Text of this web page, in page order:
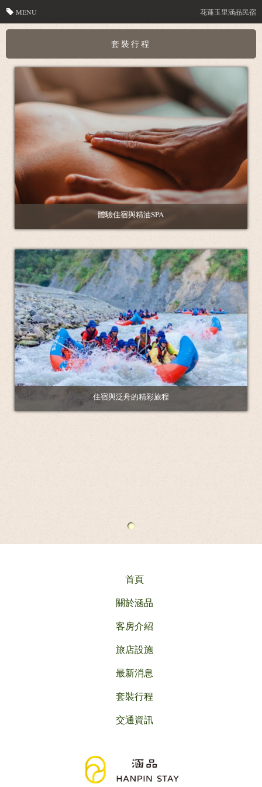
套裝行程
體驗住宿與精油SPA
住宿與泛舟的精彩旅程
首頁
關於涵品
客房介紹
旅店設施
最新消息
套裝行程
交通資訊
MENU 花蓮玉里涵品民宿